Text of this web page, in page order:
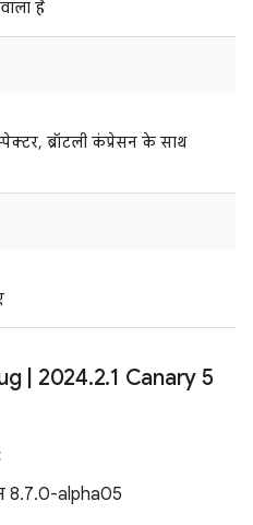
है
ब्रॉटली कंप्रेसन के साथ
2024.2.1 Canary 5
8.7.0-alpha05